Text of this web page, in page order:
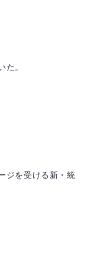
た。
ジを受ける新・統